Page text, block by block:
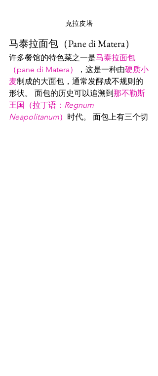
克拉皮塔
马泰拉面包（Pane di Matera）
许多餐馆的特色菜之一是马泰拉面包
（pane di Matera）
，这是一种由硬质小
麦制成的大面包，通常发酵成不规则的
形状。 面包的历史可以追溯到那不勒斯
王国（拉丁语： Regnum
Neapolitanum） 时代。 面包上有三个切